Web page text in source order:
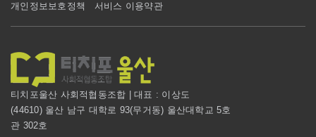
개인정보보호정책 서비스 이용약관
티치포울산 사회적협동조합 | 대표 : 이상도
(44610) 울산 남구 대학로 93(무거동) 울산대학교 5호
관 302호